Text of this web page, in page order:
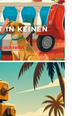
IN KEINEN
schreibt